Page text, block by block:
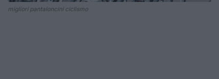
migliori pantaloncini ciclismo